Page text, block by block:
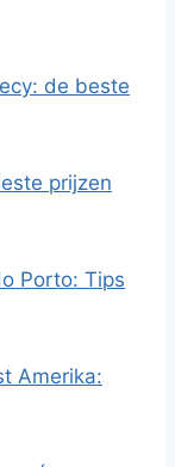
de beste
prijzen
Porto: Tips
Amerika: